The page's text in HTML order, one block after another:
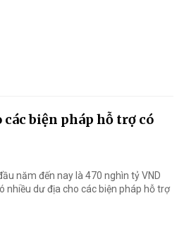
biện pháp hỗ trợ có
năm đến nay là 470 nghìn tỷ VND
nhiều dư địa cho các biện pháp hỗ trợ